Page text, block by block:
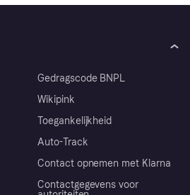
Gedragscode BNPL
Wikipink
Toegankelijkheid
Auto-Track
Contact opnemen met Klarna
Contactgegevens voor